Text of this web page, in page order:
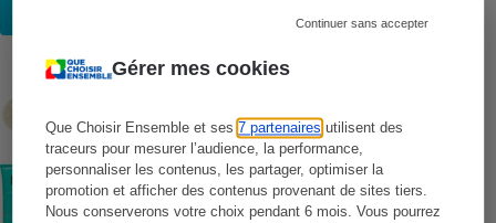
Gérer mes cookies
Que Choisir Ensemble et ses7 partenaires utilisent des
traceurs pour mesurer l’audience, la performance,
personnaliser les contenus, les partager, optimiser la
promotion et afficher des contenus provenant de sites tiers.
Nous conserverons votre choix pendant 6 mois. Vous pourrez
Continuer sans accepter
COMMENT NOUS TESTONS
COMMENT NOUS TESTONS
Crèmes solaires visage - Le protocole